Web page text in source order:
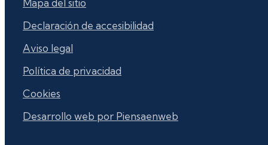
Declaración de accesibilidad
Aviso legal
Política de privacidad
Cookies
Desarrollo web por Piensaenweb